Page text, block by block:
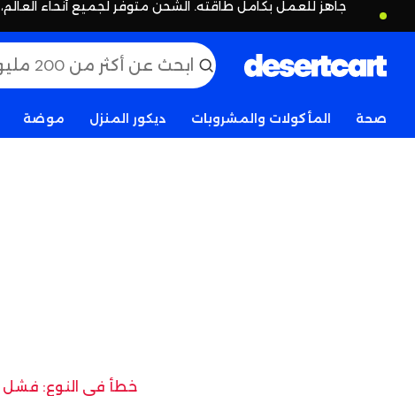
جاهز للعمل بكامل طاقته. الشحن متوفر لجميع أنحاء
صحة المأكولات والمشروبات ديكور المنزل موضة
خطأ في النوع: فشل